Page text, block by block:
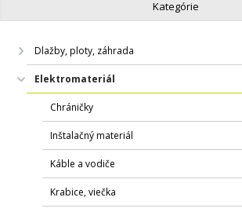
Kategórie
Dlažby, ploty, záhrada
Elektromateriál
Chráničky
Inštalačný materiál
Káble a vodiče
Krabice, viečka